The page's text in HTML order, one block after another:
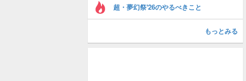
超・夢幻祭'26のやるべきこと
もっとみる